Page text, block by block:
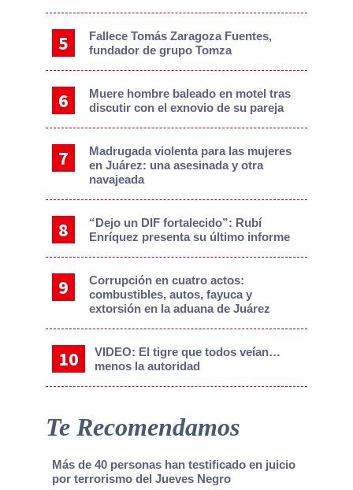
Fallece Tomás Zaragoza Fuentes,
fundador de grupo Tomza
Muere hombre baleado en motel tras
discutir con el exnovio de su pareja
Madrugada violenta para las mujeres
en Juárez: una asesinada y otra
navajeada
“Dejo un DIF fortalecido”: Rubí
Enríquez presenta su último informe
Corrupción en cuatro actos:
combustibles, autos, fayuca y
extorsión en la aduana de Juárez
VIDEO: El tigre que todos veían…
menos la autoridad
Te Recomendamos
Más de 40 personas han testificado en juicio
por terrorismo del Jueves Negro